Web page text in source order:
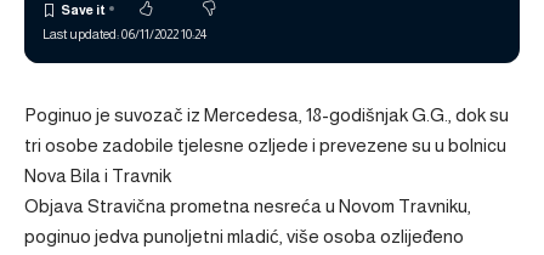
Last updated: 06/11/2022 10:24
Poginuo je suvozač iz Mercedesa, 18-godišnjak G.G., dok su
tri osobe zadobile tjelesne ozljede i prevezene su u bolnicu
Nova Bila i Travnik
Objava Stravična prometna nesreća u Novom Travniku,
poginuo jedva punoljetni mladić, više osoba ozlijeđeno